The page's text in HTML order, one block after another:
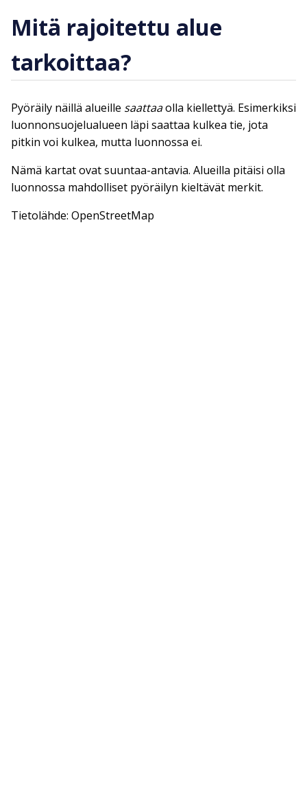
Mitä rajoitettu alue
tarkoittaa?
Pyöräily näillä alueille saattaaolla kiellettyä. Esimerkiksi
luonnonsuojelualueen läpi saattaa kulkea tie, jota
pitkin voi kulkea, mutta luonnossa ei.
Nämä kartat ovat suuntaa-antavia. Alueilla pitäisi olla
luonnossa mahdolliset pyöräilyn kieltävät merkit.
Tietolähde: OpenStreetMap